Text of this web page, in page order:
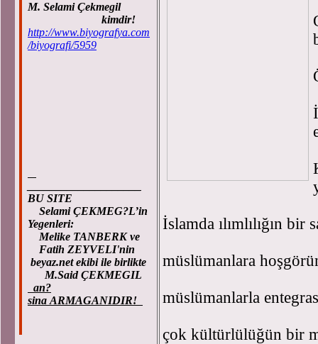
M. Selami Çekmegil
kimdir!
http://www.biyografya.com
/biyografi/5959
BU SITE
Selami ÇEKMEG?L’in
Yegenleri:
Melike TANBERK ve
Fatih ZEYVELI'nin
beyaz.net ekibi ile birlikte
M.Said ÇEKMEGIL
an?
sina ARMAGANIDIR!
İslamda ılımlılığın
müslümanlara
müslümanlarla
çok kültürlülüğün bir